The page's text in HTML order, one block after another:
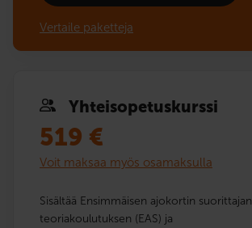
Vertaile paketteja
Yhteis­opetuskurssi
519 €
Voit maksaa myös osamaksulla
Sisältää Ensimmäisen ajokortin suorittajan
teoriakoulutuksen (EAS) ja